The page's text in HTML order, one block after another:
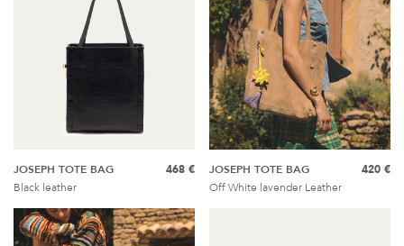
JOSEPH TOTE BAG
Black leather
468 €
JOSEPH TOTE BAG
Off White lavender Leather
420 €